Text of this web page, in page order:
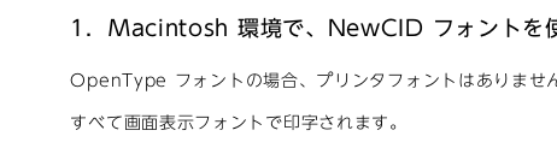
1．Macintosh 環境で、NewCID フォントを
OpenType フォントの場合、プリンタフォントはありませ
すべて画面表示フォントで印字されます。